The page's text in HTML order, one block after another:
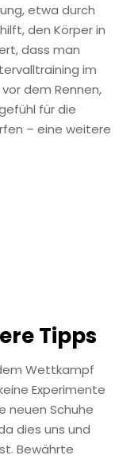
etwa durch
den Körper in
dass man
im
dem Rennen,
für die
– eine weitere
Tipps
Wettkampf
Experimente
neuen Schuhe
dies uns und
Bewährte